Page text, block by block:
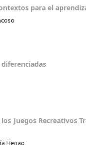
para el
Juegos Recreativos
Henao